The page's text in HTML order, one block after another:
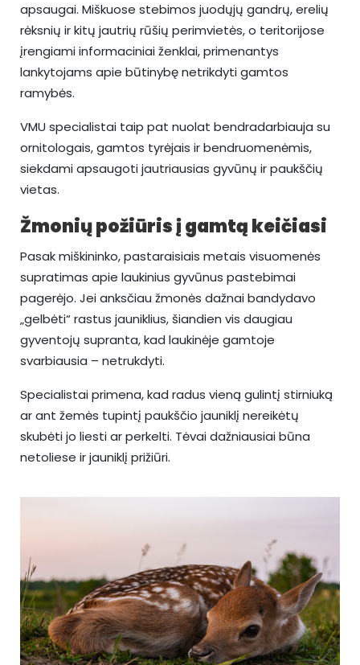
apsaugai. Miškuose stebimos juodųjų gandrų, erelių
rėksnių ir kitų jautrių rūšių perimvietės, o teritorijose
įrengiami informaciniai ženklai, primenantys
lankytojams apie būtinybę netrikdyti gamtos
ramybės.
VMU specialistai taip pat nuolat bendradarbiauja su
ornitologais, gamtos tyrėjais ir bendruomenėmis,
siekdami apsaugoti jautriausias gyvūnų ir paukščių
vietas.
Žmonių požiūris į gamtą keičiasi
Pasak miškininko, pastaraisiais metais visuomenės
supratimas apie laukinius gyvūnus pastebimai
pagerėjo. Jei anksčiau žmonės dažnai bandydavo
„gelbėti“ rastus jauniklius, šiandien vis daugiau
gyventojų supranta, kad laukinėje gamtoje
svarbiausia – netrukdyti.
Specialistai primena, kad radus vieną gulintį stirniuką
ar ant žemės tupintį paukščio jauniklį nereikėtų
skubėti jo liesti ar perkelti. Tėvai dažniausiai būna
netoliese ir jauniklį prižiūri.